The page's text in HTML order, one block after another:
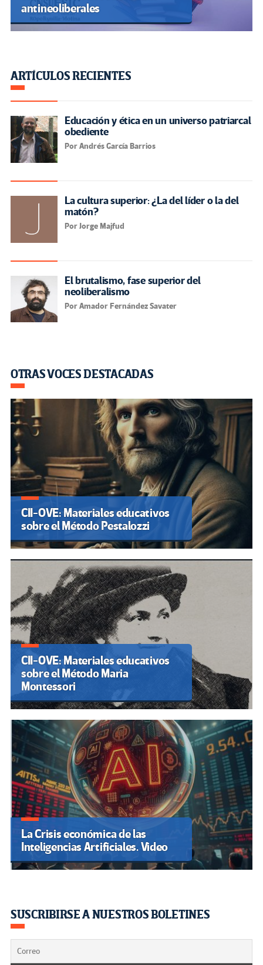
antineoliberales
ARTÍCULOS RECIENTES
Educación y ética en un universo patriarcal
obediente
Por Andrés García Barrios
La cultura superior: ¿La del líder o la del
matón?
Por Jorge Majfud
El brutalismo, fase superior del
neoliberalismo
Por Amador Fernández Savater
OTRAS VOCES DESTACADAS
CII-OVE: Materiales educativos
sobre el Método Pestalozzi
CII-OVE: Materiales educativos
sobre el Método Maria
Montessori
La Crisis económica de las
Inteligencias Artificiales. Video
SUSCRIBIRSE A NUESTROS BOLETINES